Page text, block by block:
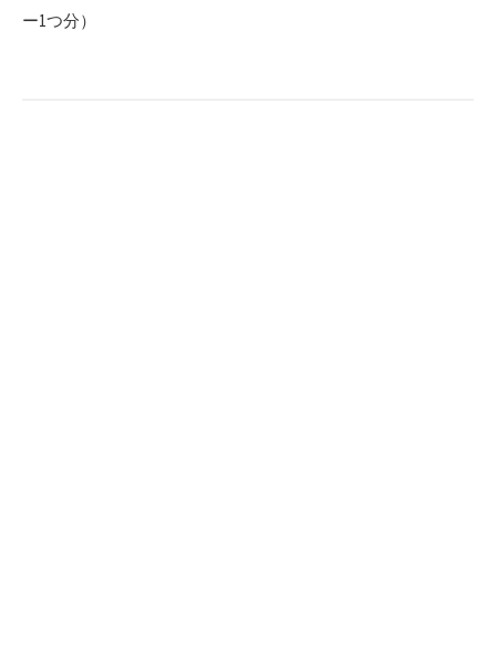
ー1つ分）